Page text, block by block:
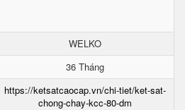
WELKO
36 Tháng
https://ketsatcaocap.vn/chi-tiet/ket-sat-
chong-chay-kcc-80-dm